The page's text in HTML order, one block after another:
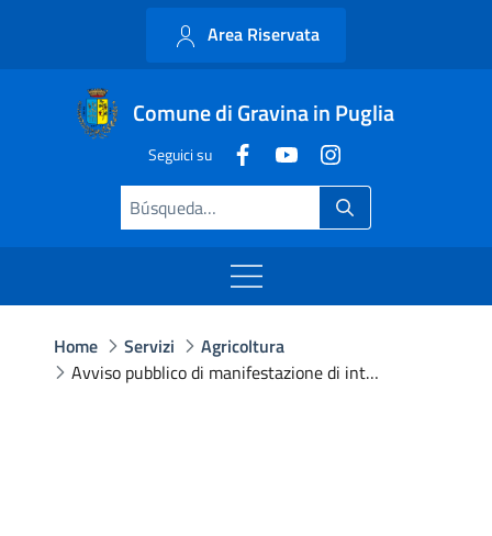
Area Riservata
Comune di Gravina in Puglia
Seguici su
Home Servizi
Agricoltura
Avviso pubblico di manifestazione di interesse per la promozione di attività a tutela di soggetti fragili affetti dal disturbo dello spettro autistico